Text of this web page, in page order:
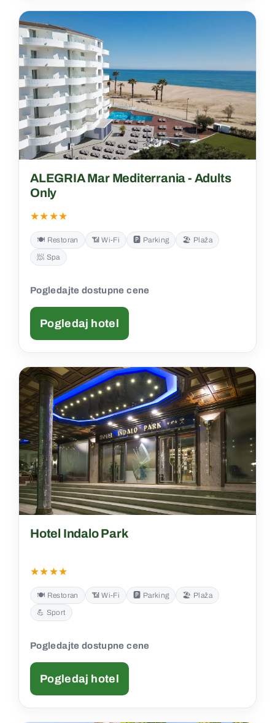
ALEGRIA Mar Mediterrania - Adults
Only
★★★★
🍽️ Restoran 📶 Wi‑Fi 🅿️ Parking
🏖️ Plaža
🧖 Spa
Pogledajte dostupne cene
Pogledaj hotel
Hotel Indalo Park
★★★★
🍽️ Restoran 📶 Wi‑Fi 🅿️ Parking
🏖️ Plaža
💪 Sport
Pogledajte dostupne cene
Pogledaj hotel